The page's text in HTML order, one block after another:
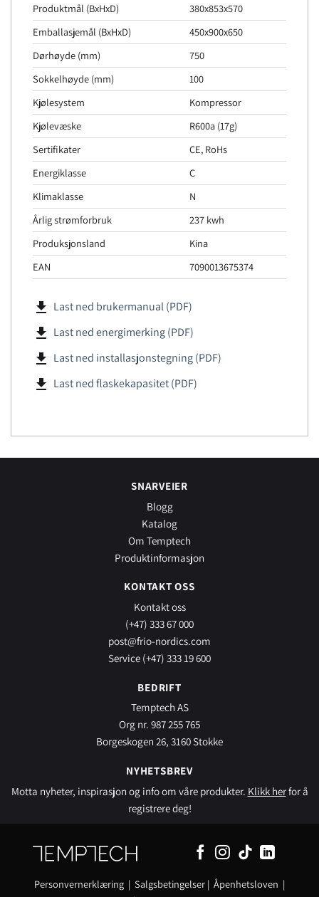
Produktmål (BxHxD)
380x853x570
Emballasjemål (BxHxD)
450x900x650
Dørhøyde (mm)
750
Sokkelhøyde (mm)
100
Kjølesystem
Kompressor
Kjølevæske
R600a (17g)
Sertifikater
CE, RoHs
Energiklasse
C
Klimaklasse
N
Årlig strømforbruk
237 kwh
Produksjonsland
Kina
EAN
7090013675374
file_download Last ned brukermanual (PDF)
file_download Last ned energimerking (PDF)
file_download Last ned installasjonstegning (PDF)
file_download Last ned flaskekapasitet (PDF)
SNARVEIER
Blogg
Katalog
Om Temptech
Produktinformasjon
KONTAKT OSS
Kontakt oss
(+47) 333 67 000
post@frio-nordics.com
Service (+47) 333 19 600
BEDRIFT
Temptech AS
Org nr. 987 255 765
Borgeskogen 26, 3160 Stokke
NYHETSBREV
Motta nyheter, inspirasjon og info om våre produkter. Klikk herfor å
registrere deg!
Personvernerklæring | Salgsbetingelser | Åpenhetsloven |